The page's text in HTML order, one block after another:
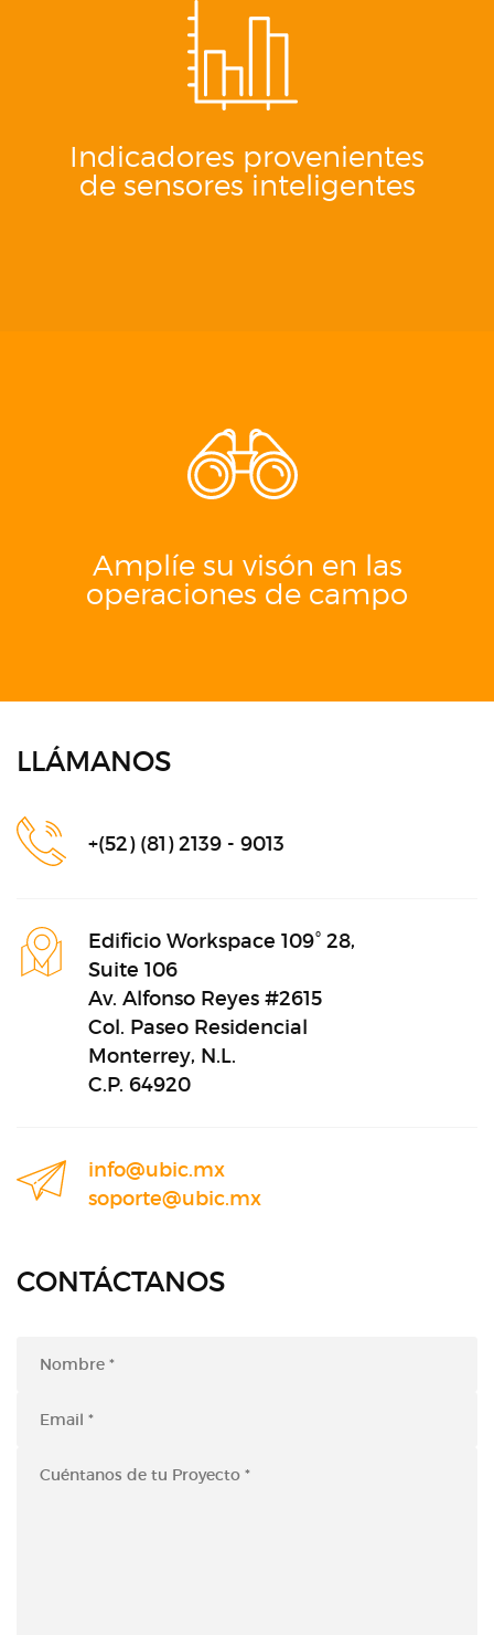
Indicadores provenientes
de sensores inteligentes
Amplíe su visón en las
operaciones de campo
LLÁMANOS
+(52) (81) 2139 - 9013
Edificio Workspace 109° 28,
Suite 106
Av. Alfonso Reyes #2615
Col. Paseo Residencial
Monterrey, N.L.
C.P. 64920
info@ubic.mx
soporte@ubic.mx
CONTÁCTANOS